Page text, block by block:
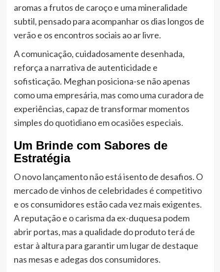
aromas a frutos de caroço e uma mineralidade
subtil, pensado para acompanhar os dias longos de
verão e os encontros sociais ao ar livre.
A comunicação, cuidadosamente desenhada,
reforça a narrativa de autenticidade e
sofisticação. Meghan posiciona-se não apenas
como uma empresária, mas como uma curadora de
experiências, capaz de transformar momentos
simples do quotidiano em ocasiões especiais.
Um Brinde com Sabores de
Estratégia
O novo lançamento não está isento de desafios. O
mercado de vinhos de celebridades é competitivo
e os consumidores estão cada vez mais exigentes.
A reputação e o carisma da ex-duquesa podem
abrir portas, mas a qualidade do produto terá de
estar à altura para garantir um lugar de destaque
nas mesas e adegas dos consumidores.